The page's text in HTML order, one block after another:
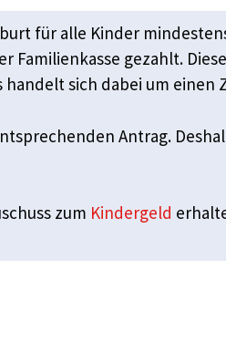
für alle Kinder
Familienkasse gezahlt.
sich dabei um einen
Antrag.
zum Kindergeld